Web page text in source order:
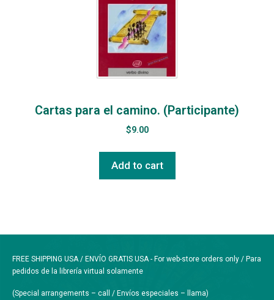
Cartas para el camino. (Participante)
$9.00
Add to cart
FREE SHIPPING USA / ENVÍO GRATIS USA - For web-store orders only / Para
pedidos de la librería virtual solamente
(Special arrangements – call / Envíos especiales – llama)